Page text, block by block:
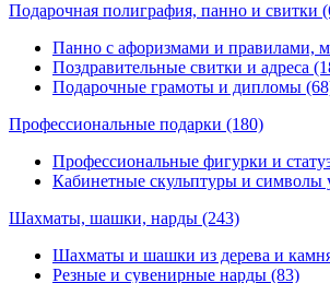
Подарочная полиграфия, панно и свитки
Панно с афоризмами и правилами,
Поздравительные свитки и адреса
Подарочные грамоты и дипломы
Профессиональные подарки (180)
Профессиональные фигурки и
Кабинетные скульптуры и символы
Шахматы, шашки, нарды (243)
Шахматы и шашки из дерева и
Резные и сувенирные нарды (83)